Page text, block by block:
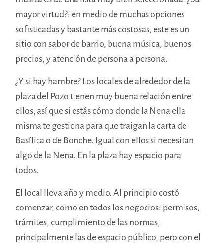
mayor virtud?: en medio de muchas opciones
sofisticadas y bastante más costosas, este es un
sitio con sabor de barrio, buena música, buenos
precios, y atención de persona a persona.
¿Y si hay hambre? Los locales de alrededor de la
plaza del Pozo tienen muy buena relación entre
ellos, así que si estás cómo donde la Nena ella
misma te gestiona para que traigan la carta de
Basílica o de Bonche. Igual con ellos si necesitan
algo de la Nena. En la plaza hay espacio para
todos.
El local lleva año y medio. Al principio costó
comenzar, como en todos los negocios: permisos,
trámites, cumplimiento de las normas,
principalmente las de espacio público, pero con el